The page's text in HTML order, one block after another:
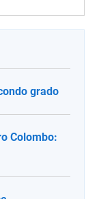
grado
Colombo: